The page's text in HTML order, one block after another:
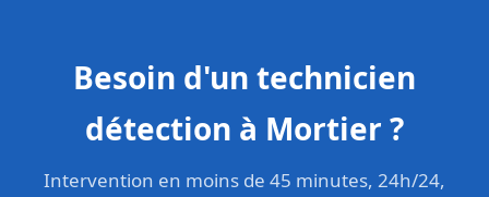
Besoin d'un technicien
détection à Mortier ?
Intervention en moins de 45 minutes, 24h/24,